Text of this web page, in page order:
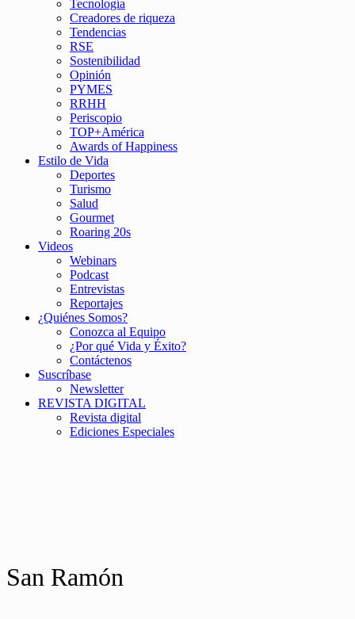
Tecnología
Creadores de riqueza
Tendencias
RSE
Sostenibilidad
Opinión
PYMES
RRHH
Periscopio
TOP+América
Awards of Happiness
Estilo de Vida
Deportes
Turismo
Salud
Gourmet
Roaring 20s
Videos
Webinars
Podcast
Entrevistas
Reportajes
¿Quiénes Somos?
Conozca al Equipo
¿Por qué Vida y Éxito?
Contáctenos
Suscríbase
Newsletter
REVISTA DIGITAL
Revista digital
Ediciones Especiales
San Ramón